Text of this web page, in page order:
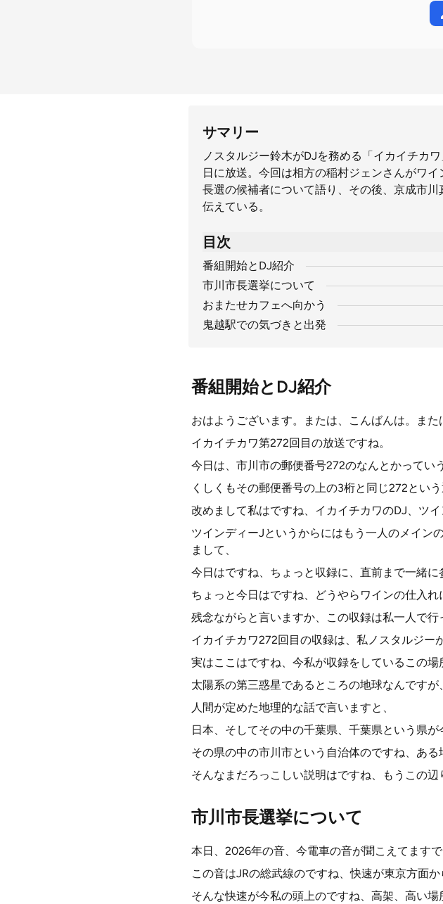
サマリー
ノスタルジー鈴木がDJを務める「イカイチカ
日に放送。今回は相方の稲村ジェンさんがワ
長選の候補者について語り、その後、京成市
伝えている。
目次
番組開始とDJ紹介
市川市長選挙について
おまたせカフェへ向かう
鬼越駅での気づきと出発
番組開始とDJ紹介
おはようございます。または、こんばんは。また
イカイチカワ第272回目の放送ですね。
今日は、市川市の郵便番号272のなんとかってい
くしくもその郵便番号の上の3桁と同じ272とい
改めまして私はですね、イカイチカワのDJ、ツ
ツインディーJというからにはもう一人のメイン
まして、
今日はですね、ちょっと収録に、直前まで一緒に
ちょっと今日はですね、どうやらワインの仕入れ
残念ながらと言いますか、この収録は私一人で行
イカイチカワ272回目の収録は、私ノスタルジー
実はここはですね、今私が収録をしているこの
太陽系の第三惑星であるところの地球なんですが
人間が定めた地理的な話で言いますと、
日本、そしてその中の千葉県、千葉県という県が
その県の中の市川市という自治体のですね、あ
そんなまだろっこしい説明はですね、もうこの辺
市川市長選挙について
本日、2026年の音、今電車の音が聞こえてますで
この音はJRの総武線のですね、快速が東京方面か
そんな快速が今私の頭上のですね、高架、高い